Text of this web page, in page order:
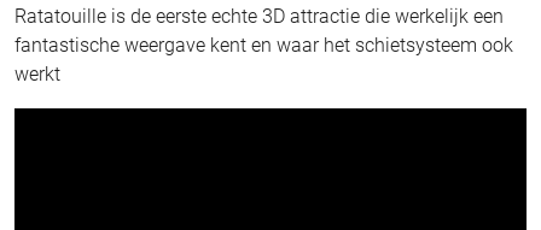
Ratatouille is de eerste echte 3D attractie die werkelijk een
fantastische weergave kent en waar het schietsysteem ook
werkt